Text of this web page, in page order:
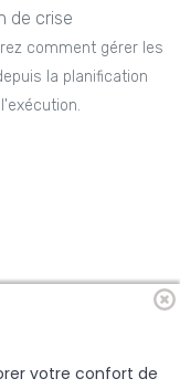
de crise
comment gérer les
la planification
votre confort de